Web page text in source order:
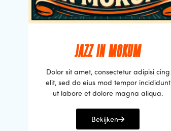
JAZZ IN MOKUM
Dolor sit amet, consectetur adipisi cing
elit, sed do eius mod tempor incididunt
ut labore et dolore magna aliqua.
Bekijken